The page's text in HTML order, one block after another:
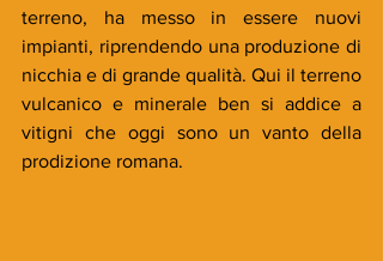
terreno, ha messo in essere nuovi
impianti, riprendendo una produzione di
nicchia e di grande qualità. Qui il terreno
vulcanico e minerale ben si addice a
vitigni che oggi sono un vanto della
prodizione romana.